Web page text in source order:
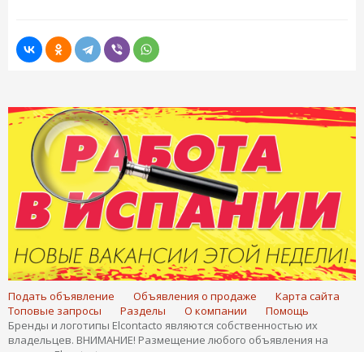
Подать объявление Объявления о продаже
Карта сайта
Топовые запросы
Разделы О компании
Помощь
Бренды и логотипы Elcontacto являются собственностью их
владельцев. ВНИМАНИЕ! Размещение любого объявления на